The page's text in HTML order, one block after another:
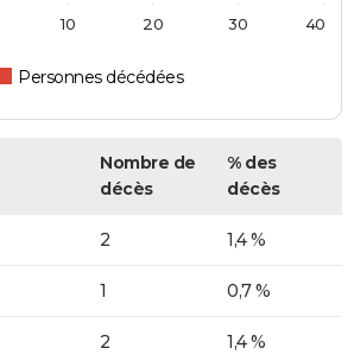
Personnes décédées
10 20 30 40
Nombre de
décès
% des
décès
2 1,4 %
1 0,7 %
2 1,4 %